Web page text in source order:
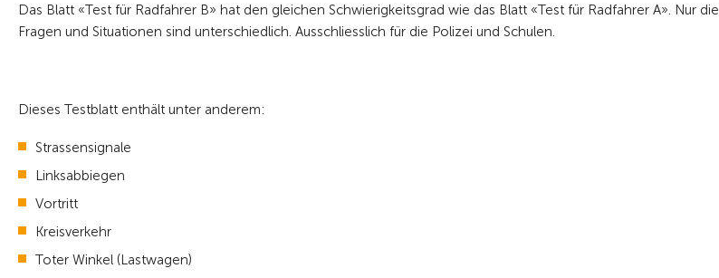
Das Blatt «Test für Radfahrer B» hat den gleichen Schwierigkeitsgrad wie das Blatt «Test für Radfahrer A». Nur die
Fragen und Situationen sind unterschiedlich. Ausschliesslich für die Polizei und Schulen.
Dieses Testblatt enthält unter anderem:
Strassensignale
Linksabbiegen
Vortritt
Kreisverkehr
Toter Winkel (Lastwagen)